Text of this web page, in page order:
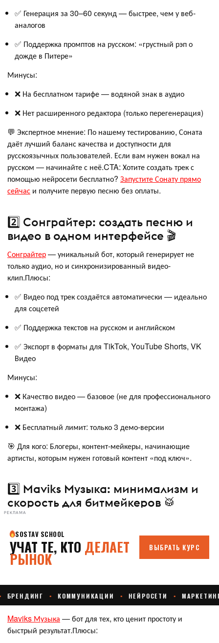
✅ Генерация за 30–60 секунд — быстрее, чем у веб-
аналогов
✅ Поддержка промптов на русском: «грустный рэп о
дожде в Питере»
Минусы:
❌ На бесплатном тарифе — водяной знак в аудио
❌ Нет расширенного редактора (только перегенерация)
💬 Экспертное мнение: По нашему тестированию, Соната
даёт лучший баланс качества и доступности для
русскоязычных пользователей. Если вам нужен вокал на
русском — начинайте с неё.CTA: Хотите создать трек с
помощью нейросети бесплатно? Запустите Сонату прямо
сейчас и получите первую песню без оплаты.
2️⃣ Сонграйтер: создать песню и
видео в одном интерфейсе 🎬
Сонграйтер— уникальный бот, который генерирует не
только аудио, но и синхронизированный видео-
клип.Плюсы:
✅ Видео под трек создаётся автоматически — идеально
для соцсетей
✅ Поддержка текстов на русском и английском
✅ Экспорт в форматы для TikTok, YouTube Shorts, VK
Видео
Минусы:
❌ Качество видео — базовое (не для профессионального
монтажа)
❌ Бесплатный лимит: только 3 демо-версии
🎯 Для кого: Блогеры, контент-мейкеры, начинающие
артисты, которым нужен готовый контент «под ключ».
3️⃣ Maviks Музыка: минимализм и
скорость для битмейкеров 🥁
РЕКЛАМА
Maviks Музыка — бот для тех, кто ценит простоту и
быстрый результат.Плюсы: